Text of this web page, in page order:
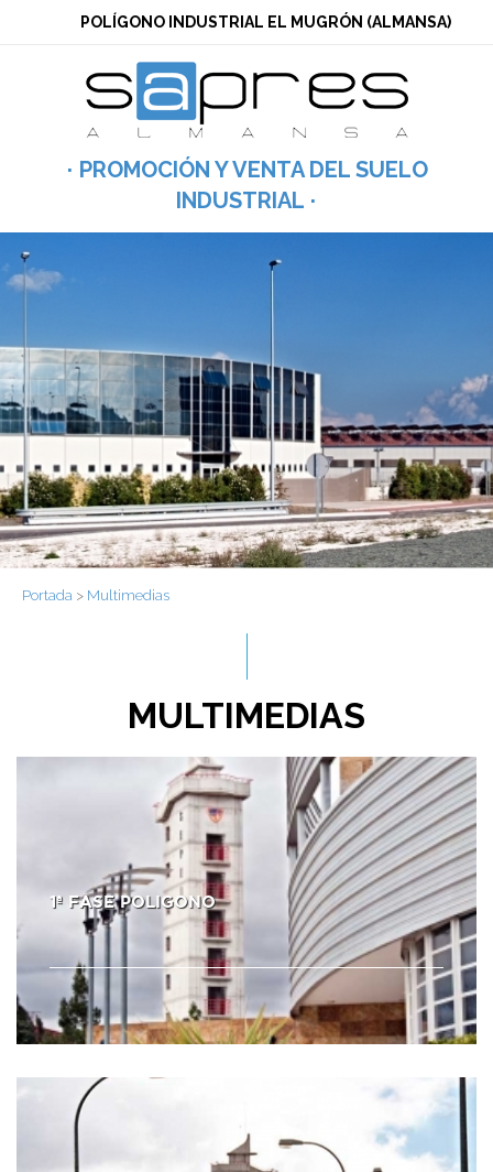
POLÍGONO INDUSTRIAL EL MUGRÓN (ALMANSA)
PROMOCIÓN Y VENTA DEL SUELO
INDUSTRIAL
Portada > Multimedias
MULTIMEDIAS
1ª FASE POLIGONO